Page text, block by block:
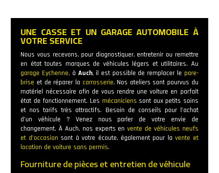
UNE CASSE ET UN GARAGE AUTOMOBILE À
VOTRE SERVICE
Nous vous recevons, pour diagnostiquer, entretenir ou remettre
en état toutes marques de véhicules légers et utilitaires. Au
garage Eychenne, à Auch, il est possible de remplacer le pare-
brise et de réparer la carrosserie. Nos ateliers sont pourvus du
matériel nécessaire afin de vous rendre une voiture en parfait
état de fonctionnement. Les mécaniciens sont aux petits soins
et nos tarifs très attractifs. Besoin de conseils pour l’achat
d’un véhicule ? Venez nous parler de votre envie de
changement. À Auch, nos experts envente de véhicules neufs
et d’occasion sont à votre écoute, également pour lavente et
location de voiture sans permis.
Fourniture de pièces et entretien de véhicule